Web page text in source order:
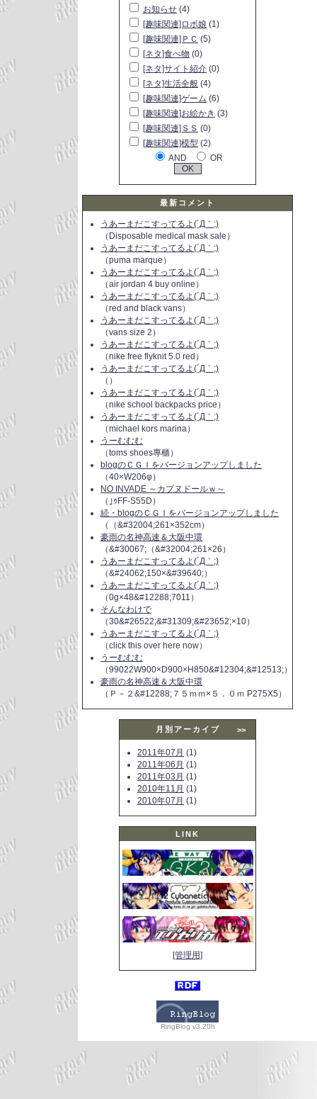
お知らせ (4)
[趣味関連]ロボ娘 (1)
[趣味関連]ＰＣ (5)
[ネタ]食べ物 (0)
[ネタ]サイト紹介 (0)
[ネタ]生活全般 (4)
[趣味関連]ゲーム (6)
[趣味関連]お絵かき (3)
[趣味関連]ＳＳ (0)
[趣味関連]模型 (2)
AND
OR
最新コメント
うあーまだこすってるよ(´Д｀;)
（Disposable medical mask sale）
うあーまだこすってるよ(´Д｀;)
（puma marque）
うあーまだこすってるよ(´Д｀;)
（air jordan 4 buy online）
うあーまだこすってるよ(´Д｀;)
（red and black vans）
うあーまだこすってるよ(´Д｀;)
（vans size 2）
うあーまだこすってるよ(´Д｀;)
（nike free flyknit 5.0 red）
うあーまだこすってるよ(´Д｀;)
（）
うあーまだこすってるよ(´Д｀;)
（nike school backpacks price）
うあーまだこすってるよ(´Д｀;)
（michael kors marina）
うーむむむ
（toms shoes專櫃）
blogのＣＧＩをバージョンアップしました
（40×W206φ）
NO INVADE ～カプヌドールｗ～
（｣ｩFF-S55D）
続・blogのＣＧＩをバージョンアップしました
（（&#32004;261×352cm）
豪雨の名神高速＆大阪中環
（&#30067;（&#32004;261×26）
うあーまだこすってるよ(´Д｀;)
（&#24062;150×&#39640;）
うあーまだこすってるよ(´Д｀;)
（0g×48&#12288;7011）
そんなわけで
（30&#26522;&#31309;&#23652;×10）
うあーまだこすってるよ(´Д｀;)
（click this over here now）
うーむむむ
（99022W900×D900×H850&#12304;&#12513;）
豪雨の名神高速＆大阪中環
（Ｐ－２&#12288;７５ｍｍ×５．０ｍ P275X5）
月別アーカイブ >>
2011年07月 (1)
2011年06月 (1)
2011年03月 (1)
2010年11月 (1)
2010年07月 (1)
LINK
[管理用]
RingBlog v3.20h